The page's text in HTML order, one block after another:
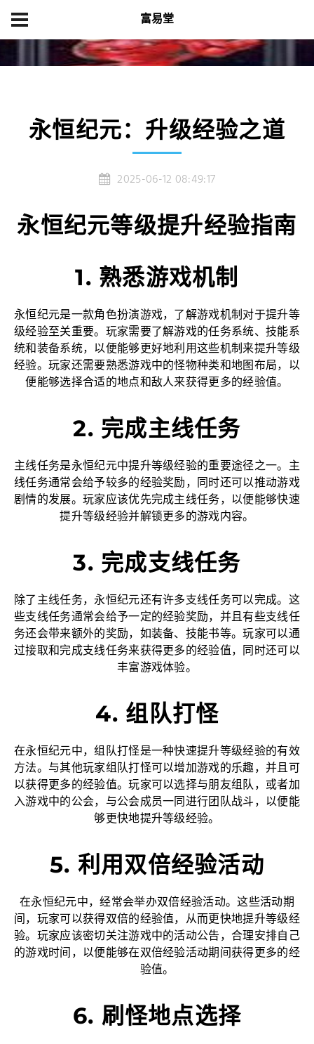
富易堂
永恒纪元：升级经验之道
2025-06-12 08:49:17
永恒纪元等级提升经验指南
1. 熟悉游戏机制
永恒纪元是一款角色扮演游戏，了解游戏机制对于提升等
级经验至关重要。玩家需要了解游戏的任务系统、技能系
统和装备系统，以便能够更好地利用这些机制来提升等级
经验。玩家还需要熟悉游戏中的怪物种类和地图布局，以
便能够选择合适的地点和敌人来获得更多的经验值。
2. 完成主线任务
主线任务是永恒纪元中提升等级经验的重要途径之一。主
线任务通常会给予较多的经验奖励，同时还可以推动游戏
剧情的发展。玩家应该优先完成主线任务，以便能够快速
提升等级经验并解锁更多的游戏内容。
3. 完成支线任务
除了主线任务，永恒纪元还有许多支线任务可以完成。这
些支线任务通常会给予一定的经验奖励，并且有些支线任
务还会带来额外的奖励，如装备、技能书等。玩家可以通
过接取和完成支线任务来获得更多的经验值，同时还可以
丰富游戏体验。
4. 组队打怪
在永恒纪元中，组队打怪是一种快速提升等级经验的有效
方法。与其他玩家组队打怪可以增加游戏的乐趣，并且可
以获得更多的经验值。玩家可以选择与朋友组队，或者加
入游戏中的公会，与公会成员一同进行团队战斗，以便能
够更快地提升等级经验。
5. 利用双倍经验活动
在永恒纪元中，经常会举办双倍经验活动。这些活动期
间，玩家可以获得双倍的经验值，从而更快地提升等级经
验。玩家应该密切关注游戏中的活动公告，合理安排自己
的游戏时间，以便能够在双倍经验活动期间获得更多的经
验值。
6. 刷怪地点选择